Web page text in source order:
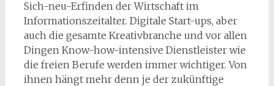
Sich-neu-Erfinden der Wirtschaft im
Informationszeitalter. Digitale Start-ups, aber
auch die gesamte Kreativbranche und vor allen
Dingen Know-how-intensive Dienstleister wie
die freien Berufe werden immer wichtiger. Von
ihnen hängt mehr denn je der zukünftige